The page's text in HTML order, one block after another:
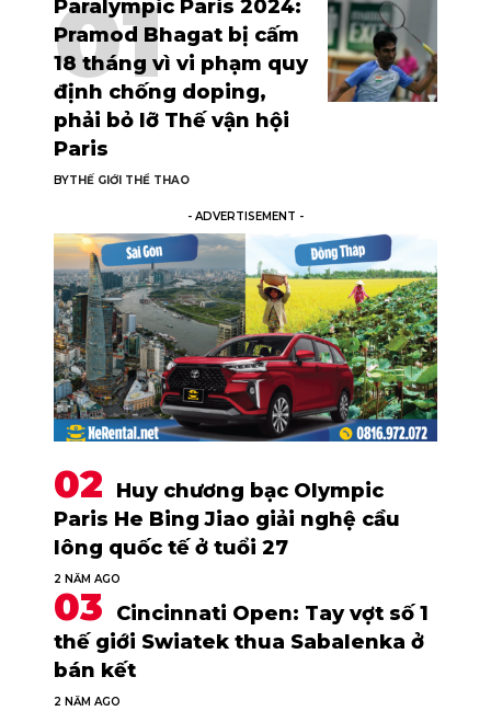
Paralympic Paris 2024:
Pramod Bhagat bị cấm
18 tháng vì vi phạm quy
định chống doping,
phải bỏ lỡ Thế vận hội
Paris
BYTHẾ GIỚI THỂ THAO
- ADVERTISEMENT -
Huy chương bạc Olympic
Paris He Bing Jiao giải nghệ cầu
lông quốc tế ở tuổi 27
2 NĂM AGO
Cincinnati Open: Tay vợt số 1
thế giới Swiatek thua Sabalenka ở
bán kết
2 NĂM AGO